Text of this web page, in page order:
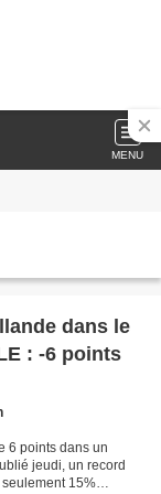
MENU
dans le
: -6 points
6 points dans un
jeudi, un record
15%